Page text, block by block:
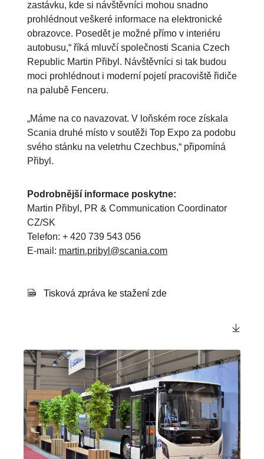
zastávku, kde si návštěvníci mohou snadno
prohlédnout veškeré informace na elektronické
obrazovce. Posedět je možné přímo v interiéru
autobusu,“ říká mluvčí společnosti Scania Czech
Republic Martin Přibyl. Návštěvníci si tak budou
moci prohlédnout i moderní pojetí pracoviště řidiče
na palubě Fenceru.
„Máme na co navazovat. V loňském roce získala
Scania druhé místo v soutěži Top Expo za podobu
svého stánku na veletrhu Czechbus,“ připomíná
Přibyl.
Podrobnější informace poskytne:
Martin Přibyl, PR & Communication Coordinator
CZ/SK
Telefon: + 420 739 543 056
E-mail: martin.pribyl@scania.com
Tisková zpráva ke stažení zde